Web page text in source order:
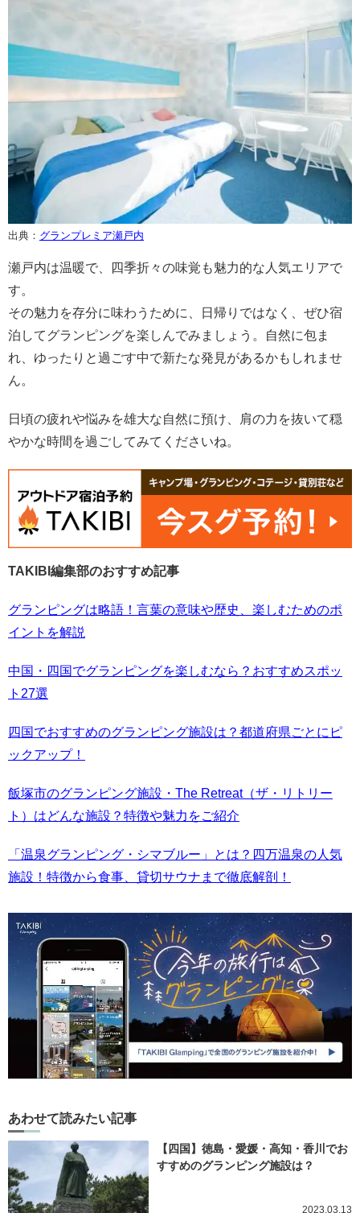
出典： グランプレミア瀬戸内
瀬戸内は温暖で、四季折々の味覚も魅力的な人気エリアで
す。
その魅力を存分に味わうために、日帰りではなく、ぜひ宿
泊してグランピングを楽しんでみましょう。自然に包ま
れ、ゆったりと過ごす中で新たな発見があるかもしれませ
ん。
日頃の疲れや悩みを雄大な自然に預け、肩の力を抜いて穏
やかな時間を過ごしてみてくださいね。
TAKIBI編集部のおすすめ記事
グランピングは略語！言葉の意味や歴史、楽しむためのポ
イントを解説
中国・四国でグランピングを楽しむなら？おすすめスポッ
ト27選
四国でおすすめのグランピング施設は？都道府県ごとにピ
ックアップ！
飯塚市のグランピング施設・The Retreat（ザ・リトリー
ト）はどんな施設？特徴や魅力をご紹介
「温泉グランピング・シマブルー」とは？四万温泉の人気
施設！特徴から食事、貸切サウナまで徹底解剖！
あわせて読みたい記事
【四国】徳島・愛媛・高知・香川でお
すすめのグランピング施設は？
2023.03.13